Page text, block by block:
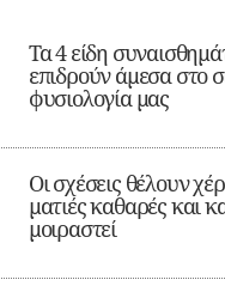
Τα 4 είδη
επιδρούν άμεσα στο
φυσιολογία μας
Οι σχέσεις θέλουν
ματιές καθαρές και
μοιραστεί